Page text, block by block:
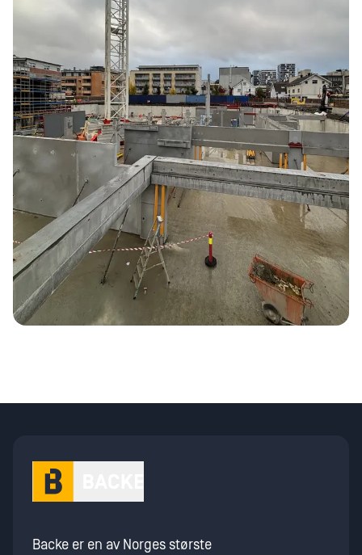
Backe er en av Norges største